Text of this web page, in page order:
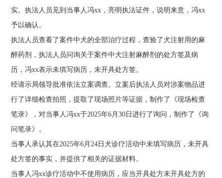
实。执法人员见到当事人冯xx，亮明执法证件，说明来意，冯xx
予以确认。
执法人员查看了案件中犬的全部治疗过程，查验了犬注射用的麻
醉药剂，执法人员问询关于案件中犬注射麻醉剂的处方签及病
历，冯xx表示未填写病历，未开具处方签。
经请示局领导批准依法立案调查。立案后执法人员对涉案物品进
行了详细检查拍照，提取了现场照片等证据，制作了《现场检查
笔录》，对当事人冯xx于2025年6月30日进行了询问，制作了《询
问笔录》。
当事人承认其在2025年6月24日犬诊疗活动中未填写病历，未开具
处方签的事实，并提供了相关的证据材料。
当事人冯xx诊疗活动中不使用病历，应当开具处方未开具处方的